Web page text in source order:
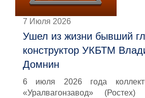
7 Июля 2026
Ушел из жизни бывший
конструктор УКБТМ
Домнин
6 июля 2026 года
«Уралвагонзавод»